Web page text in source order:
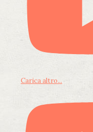
Carica altro...